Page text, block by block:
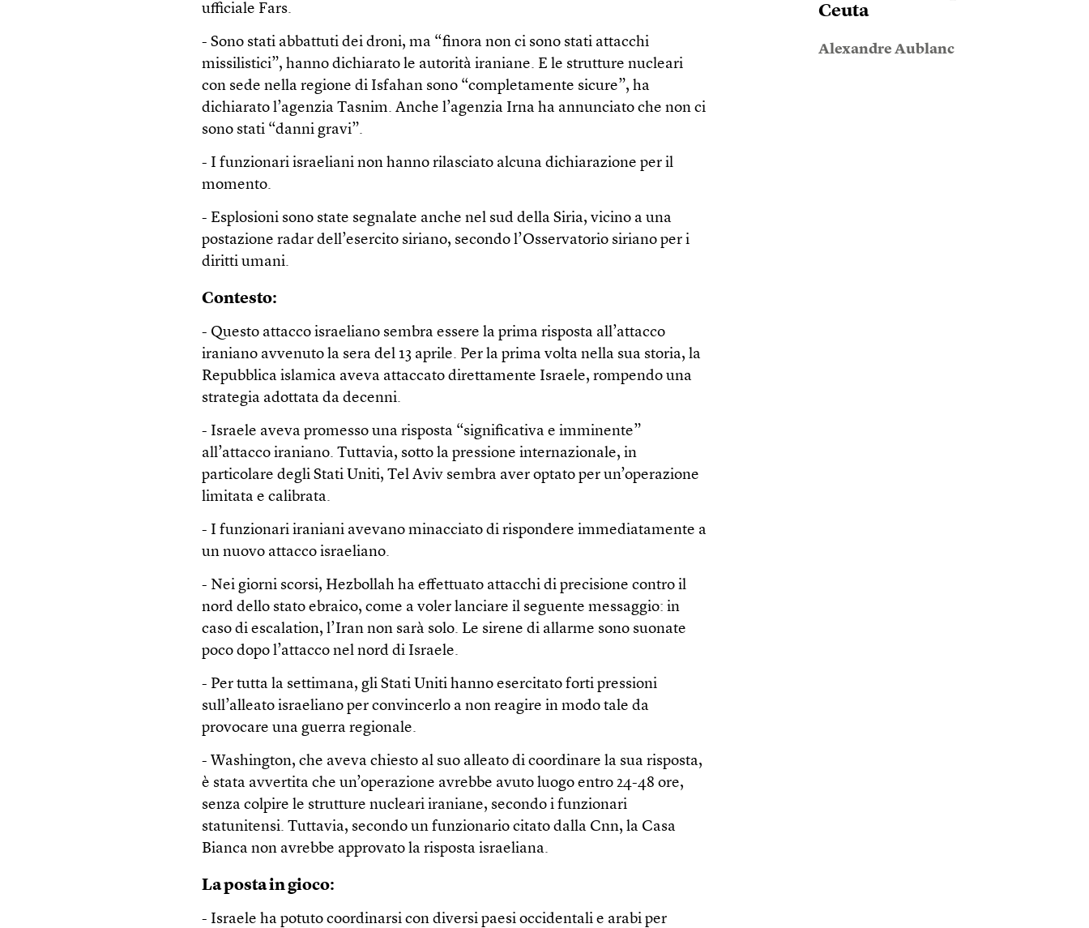
ufficiale Fars.
- Sono stati abbattuti dei droni, ma “finora non ci sono stati attacchi
missilistici”, hanno dichiarato le autorità iraniane. E le strutture nucleari
con sede nella regione di Isfahan sono “completamente sicure”, ha
dichiarato l’agenzia Tasnim. Anche l’agenzia Irna ha annunciato che non ci
sono stati “danni gravi”.
- I funzionari israeliani non hanno rilasciato alcuna dichiarazione per il
momento.
- Esplosioni sono state segnalate anche nel sud della Siria, vicino a una
postazione radar dell’esercito siriano, secondo l’Osservatorio siriano per i
diritti umani.
Contesto:
- Questo attacco israeliano sembra essere la prima risposta all’attacco
iraniano avvenuto la sera del 13 aprile. Per la prima volta nella sua storia, la
Repubblica islamica aveva attaccato direttamente Israele, rompendo una
strategia adottata da decenni.
- Israele aveva promesso una risposta “significativa e imminente”
all’attacco iraniano. Tuttavia, sotto la pressione internazionale, in
particolare degli Stati Uniti, Tel Aviv sembra aver optato per un’operazione
limitata e calibrata.
- I funzionari iraniani avevano minacciato di rispondere immediatamente a
un nuovo attacco israeliano.
- Nei giorni scorsi, Hezbollah ha effettuato attacchi di precisione contro il
nord dello stato ebraico, come a voler lanciare il seguente messaggio: in
caso di escalation, l’Iran non sarà solo. Le sirene di allarme sono suonate
poco dopo l’attacco nel nord di Israele.
- Per tutta la settimana, gli Stati Uniti hanno esercitato forti pressioni
sull’alleato israeliano per convincerlo a non reagire in modo tale da
provocare una guerra regionale.
- Washington, che aveva chiesto al suo alleato di coordinare la sua risposta,
è stata avvertita che un’operazione avrebbe avuto luogo entro 24-48 ore,
senza colpire le strutture nucleari iraniane, secondo i funzionari
statunitensi. Tuttavia, secondo un funzionario citato dalla Cnn, la Casa
Bianca non avrebbe approvato la risposta israeliana.
La posta in gioco:
- Israele ha potuto coordinarsi con diversi paesi occidentali e arabi per
Ceuta
Alexandre Aublanc